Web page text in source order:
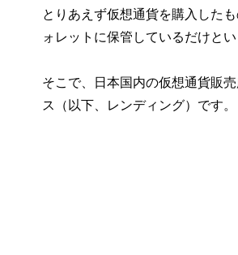
とりあえず仮想通貨を購入した
ォレットに保管しているだけと
そこで、日本国内の仮想通貨販
ス（以下、レンディング）です。